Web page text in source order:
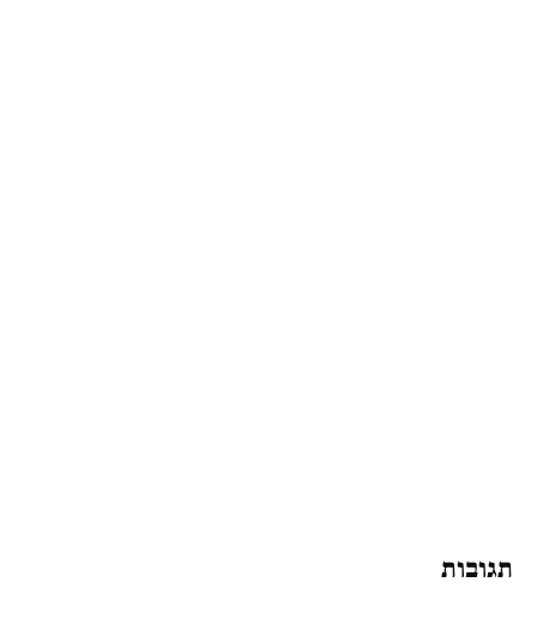
תגובות